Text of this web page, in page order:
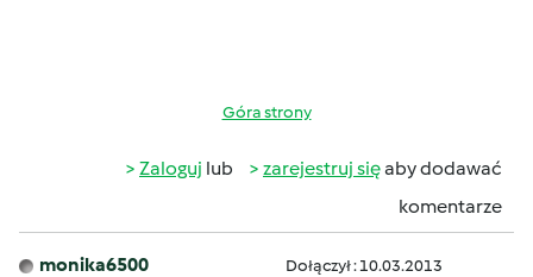
Góra strony
Zaloguj lub zarejestruj sięaby dodawać
komentarze
monika6500 Dołączył : 10.03.2013